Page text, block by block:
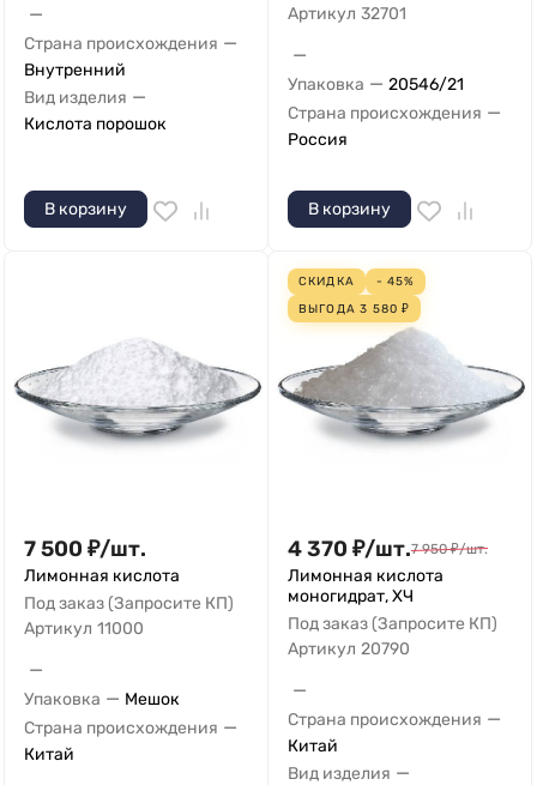
—
Страна происхождения —
Внутренний
Вид изделия —
Кислота порошок
В корзину
Артикул 32701
—
Упаковка — 20546/21
Страна происхождения —
Россия
В корзину
7 500 ₽/шт.
Лимонная кислота
Под заказ (Запросите КП)
Артикул 11000
—
Упаковка — Мешок
Страна происхождения —
Китай
СКИДКА
- 45%
ВЫГОДА3 580 ₽
4 370 ₽/шт.7 950 ₽/шт.
Лимонная кислота
моногидрат, ХЧ
Под заказ (Запросите КП)
Артикул 20790
—
Страна происхождения —
Китай
Вид изделия —